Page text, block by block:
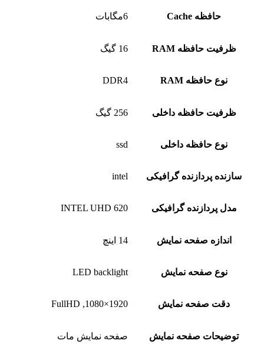
حافظه Cache 6مگابات
ظرفیت حافظه RAM 16 گیگ
نوع حافظه RAM DDR4
ظرفیت حافظه داخلی 256 گیگ
نوع حافظه داخلی ssd
سازنده پردازنده گرافیکی intel
مدل پردازنده گرافیکی INTEL UHD 620
اندازه صفحه نمایش 14 اینچ
نوع صفحه نمایش LED backlight
دقت صفحه نمایش 1920×1080, FullHD
توضیحات صفحه نمایش صفحه نمایش مات